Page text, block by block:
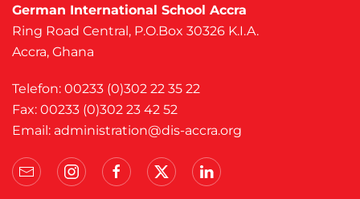
German International School Accra
Ring Road Central, P.O.Box 30326 K.I.A.
Accra, Ghana
Telefon: 00233 (0)302 22 35 22
Fax: 00233 (0)302 23 42 52
Email: administration@dis-accra.org